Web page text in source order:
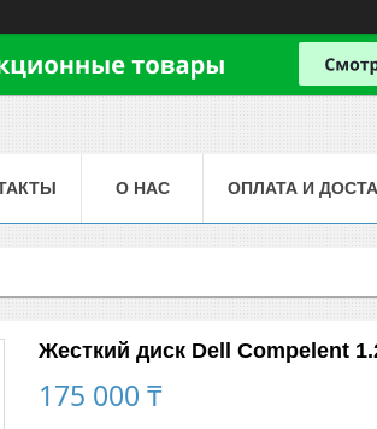
О НАС ОПЛАТА И
Жесткий диск Dell Compelent
175 000 ₸